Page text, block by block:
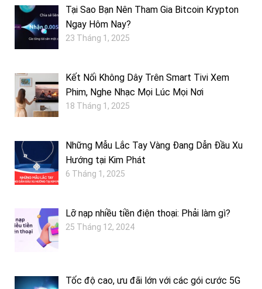
Tại Sao Bạn Nên Tham Gia Bitcoin Krypton
Ngay Hôm Nay?
23 Tháng 1, 2025
Kết Nối Không Dây Trên Smart Tivi Xem
Phim, Nghe Nhạc Mọi Lúc Mọi Nơi
18 Tháng 1, 2025
Những Mẫu Lắc Tay Vàng Đang Dẫn Đầu Xu
Hướng tại Kim Phát
6 Tháng 1, 2025
Lỡ nạp nhiều tiền điện thoại: Phải làm gì?
25 Tháng 12, 2024
Tốc độ cao, ưu đãi lớn với các gói cước 5G